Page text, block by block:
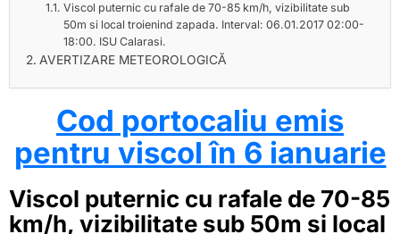
Viscol puternic cu rafale de 70-85 km/h, vizibilitate sub
50m si local troienind zapada. Interval: 06.01.2017 02:00-
18:00. ISU Calarasi.
AVERTIZARE METEOROLOGICĂ
Cod portocaliu emis
pentru viscol în 6 ianuarie
Viscol puternic cu rafale de 70-85
km/h, vizibilitate sub 50m si local